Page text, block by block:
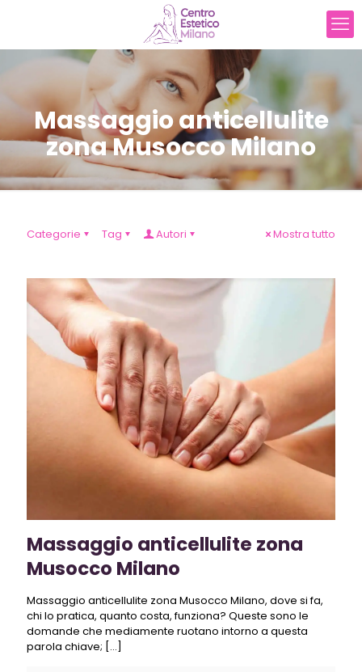
Massaggio anticellulite
zona Musocco Milano
Categorie Tag Autori Mostra tutto
Massaggio anticellulite zona
Musocco Milano
Massaggio anticellulite zona Musocco Milano, dove si fa,
chi lo pratica, quanto costa, funziona? Queste sono le
domande che mediamente ruotano intorno a questa
parola chiave; […]